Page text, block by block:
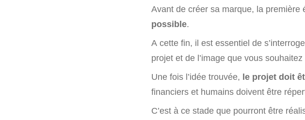
Avant de créer sa marque, la première
possible.
A cette fin, il est essentiel de
projet et de l’image que vous
Une fois l’idée trouvée, le projet doit
financiers et humains doivent être
C’est à ce stade que pourront être